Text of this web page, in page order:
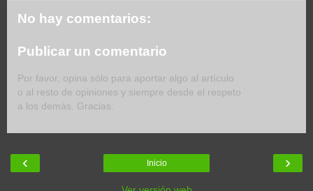
No hay comentarios:
Publicar un comentario
Por favor, opina sólo para aportar algo al artículo
o al resto de opiniones y siempre desde el respeto
a los demás. Gracias.
‹ ›
Inicio